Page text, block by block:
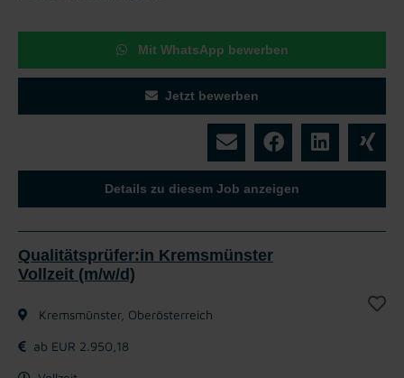
Mit WhatsApp bewerben
Jetzt bewerben
Details zu diesem Job anzeigen
Qualitätsprüfer:in Kremsmünster
Vollzeit (m/w/d)
Kremsmünster, Oberösterreich
ab EUR 2.950,18